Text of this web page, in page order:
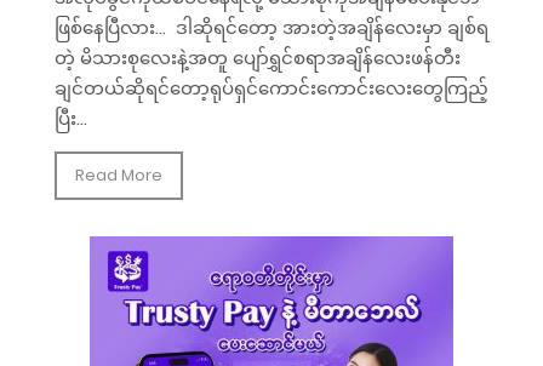
ဖြစ်နေပြီလား... ဒါဆိုရင်တော့ အားတဲ့အချိန်လေးမှာ ချစ်ရ
တဲ့ မိသားစုလေးနဲ့အတူ ပျော်ရွှင်စရာအချိန်လေးဖန်တီး
ချင်တယ်ဆိုရင်တော့ရုပ်ရှင်ကောင်းကောင်းလေးတွေကြည့်
ပြီး...
Read More